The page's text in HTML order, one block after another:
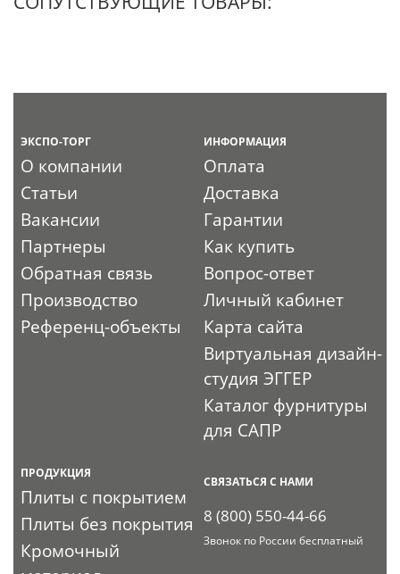
ЭКСПО-ТОРГ
О компании
Статьи
Вакансии
Партнеры
Обратная связь
Производство
Референц-объекты
ИНФОРМАЦИЯ
Оплата
Доставка
Гарантии
Как купить
Вопрос-ответ
Личный кабинет
Карта сайта
Виртуальная дизайн-
студия ЭГГЕР
Каталог фурнитуры
для САПР
ПРОДУКЦИЯ
Плиты с покрытием
Плиты без покрытия
Кромочный
СВЯЗАТЬСЯ С НАМИ
8 (800) 550-44-66
Звонок по России бесплатный